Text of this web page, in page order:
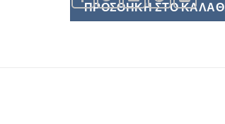
ΠΡΟΣΘΉΚΗ ΣΤΟ ΚΑΛΆΘΙ